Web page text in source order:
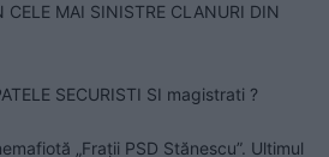
CELE MAI SINISTRE CLANURI DIN
SECURISTI SI magistrati ?
„Frații PSD Stănescu”. Ultimul